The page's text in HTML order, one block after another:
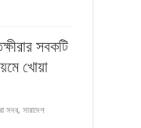
সবকটি
খোয়া
সদর, সারাদেশ